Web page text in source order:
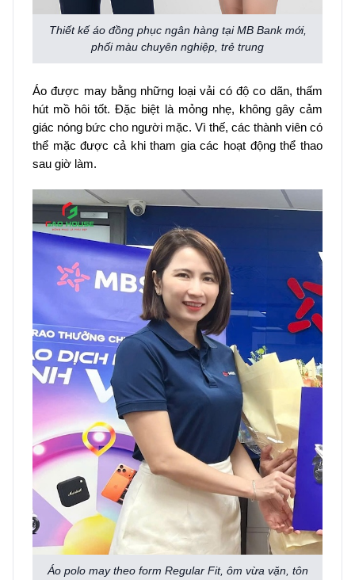
Thiết kế áo đồng phục ngân hàng tại MB Bank mới,
phối màu chuyên nghiệp, trẻ trung
Áo được may bằng những loại vải có độ co dãn, thấm
hút mồ hôi tốt. Đặc biệt là mỏng nhẹ, không gây cảm
giác nóng bức cho người mặc. Vì thế, các thành viên có
thể mặc được cả khi tham gia các hoạt động thể thao
sau giờ làm.
Áo polo may theo form Regular Fit, ôm vừa vặn, tôn